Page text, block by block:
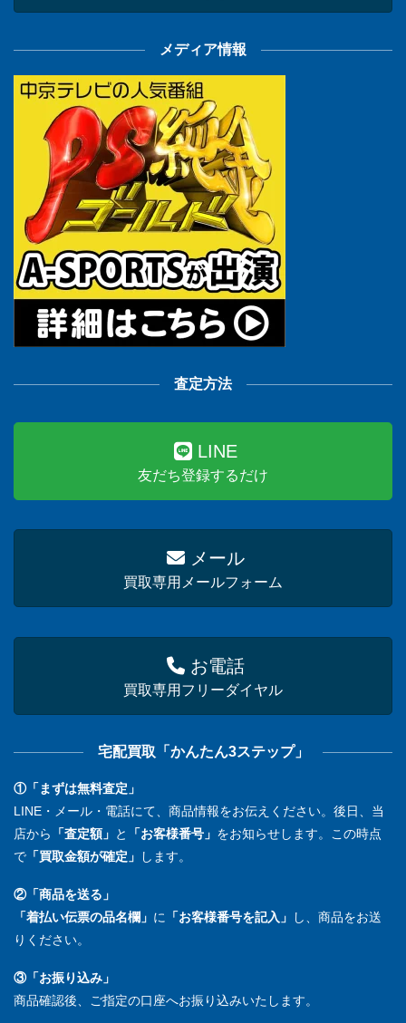
メディア情報
査定方法
LINE
友だち登録するだけ
メール
買取専用メールフォーム
お電話
買取専用フリーダイヤル
宅配買取「かんたん3ステップ」
①「まずは無料査定」
LINE・メール・電話にて、商品情報をお伝えください。後日、当
店から
「査定額」 と 「お客様番号」 をお知らせします。この時点
で 「買取金額が確定」 します。
②「商品を送る」
「着払い伝票の品名欄」 に 「お客様番号を記入」
し、商品をお送
りください。
③「お振り込み」
商品確認後、ご指定の口座へお振り込みいたします。